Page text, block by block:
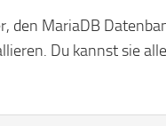
den MariaDB
Du kannst sie